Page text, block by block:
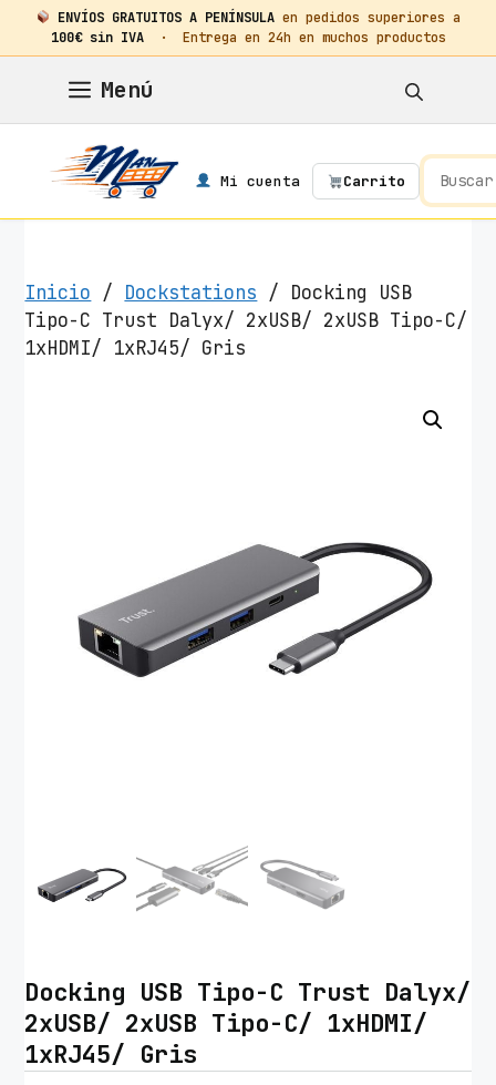
ENVÍOS GRATUITOS A PENÍNSULA en pedidos superiores a
100€ sin IVA· Entrega en 24h en muchos productos
contenido
Menú
Mi cuenta Carrito
Inicio / Dockstations / Docking USB
Tipo-C Trust Dalyx/ 2xUSB/ 2xUSB Tipo-C/
1xHDMI/ 1xRJ45/ Gris
Docking USB Tipo-C Trust Dalyx/
2xUSB/ 2xUSB Tipo-C/ 1xHDMI/
1xRJ45/ Gris